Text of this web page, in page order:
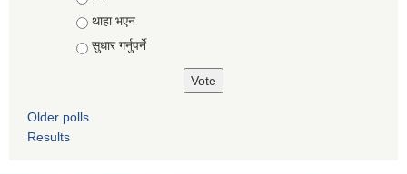
थाहा भएन
सुधार गर्नुपर्ने
Older polls
Results